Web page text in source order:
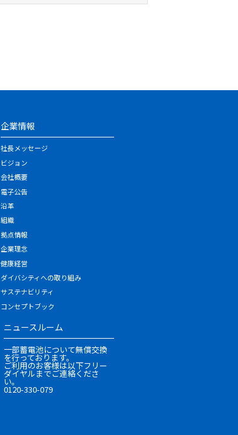
企業情報
社長メッセージ
ビジョン
会社概要
電子公告
沿革
組織
拠点情報
企業理念
健康経営
ダイバシティへの取り組み
サステナビリティ
コンセプトブック
ニュースルーム
一部蓄電池について無償交換
を行っております。
ご利用のお客様は以下フリー
ダイヤルまでご連絡くださ
い。
0120-330-079